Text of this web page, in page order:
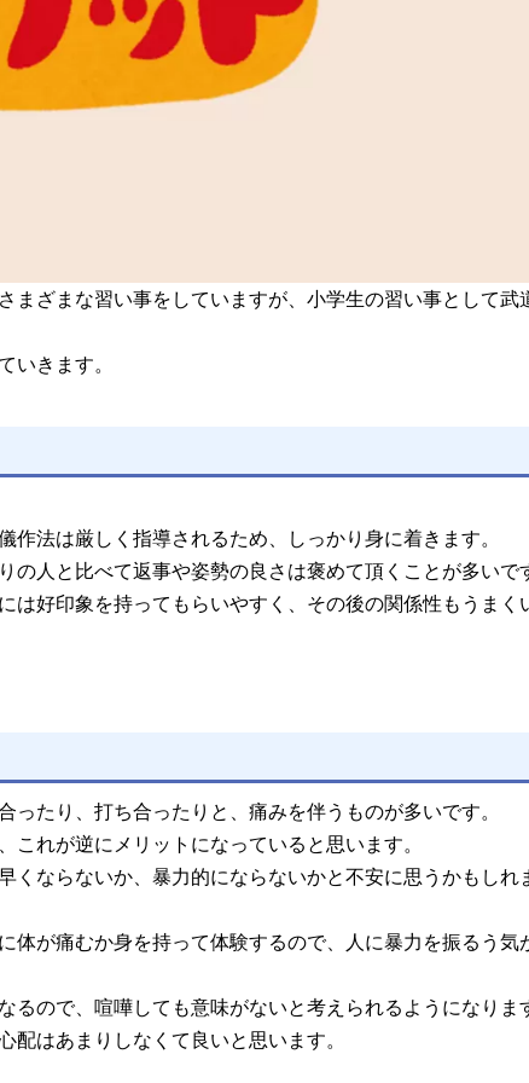
まざまな習い事をしていますが、小学生の習い事として武
いきます。
法は厳しく指導されるため、しっかり身に着きます。
の人と比べて返事や姿勢の良さは褒めて頂くことが多いで
は好印象を持ってもらいやすく、その後の関係性もうまく
たり、打ち合ったりと、痛みを伴うものが多いです。
れが逆にメリットになっていると思います。
くならないか、暴力的にならないかと不安に思うかもしれ
体が痛むか身を持って体験するので、人に暴力を振るう気
るので、喧嘩しても意味がないと考えられるようになりま
はあまりしなくて良いと思います。